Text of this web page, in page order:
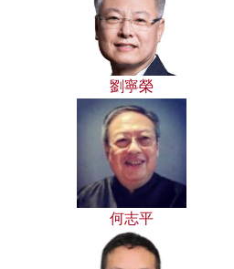
劉寧榮
何志平